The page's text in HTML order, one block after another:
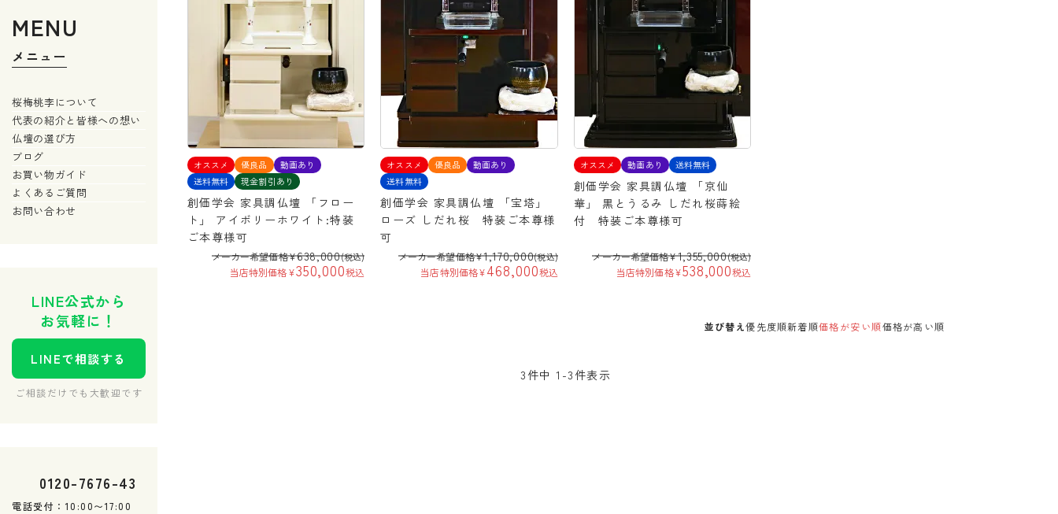
MENU
メニュー
桜梅桃李について
代表の紹介と皆様への想い
仏壇の選び方
ブログ
お買い物ガイド
よくあるご質問
お問い合わせ
LINE公式から
お気軽に！
LINEで相談する
ご相談だけでも大歓迎です
0120-7676-43
電話受付：10:00〜17:00
オススメ 優良品
動画あり
送料無料
現金割引あり
創価学会 家具調仏壇 「フロー
ト」 アイボリーホワイト:特装
ご本尊様可
メーカー希望価格¥638,000(税込)
当店特別価格¥350,000税込
オススメ 優良品
動画あり
送料無料
創価学会 家具調仏壇 「宝塔」
ローズ しだれ桜 特装ご本尊様
可
メーカー希望価格¥1,170,000(税込)
当店特別価格¥468,000税込
オススメ 動画あり 送料無料
創価学会 家具調仏壇 「京仙
華」 黒とうるみ しだれ桜蒔絵
付 特装ご本尊様可
メーカー希望価格¥1,355,000(税込)
当店特別価格¥538,000税込
並び替え優先度順新着順価格が安い順価格が高い順
3件中 1 -3件表示